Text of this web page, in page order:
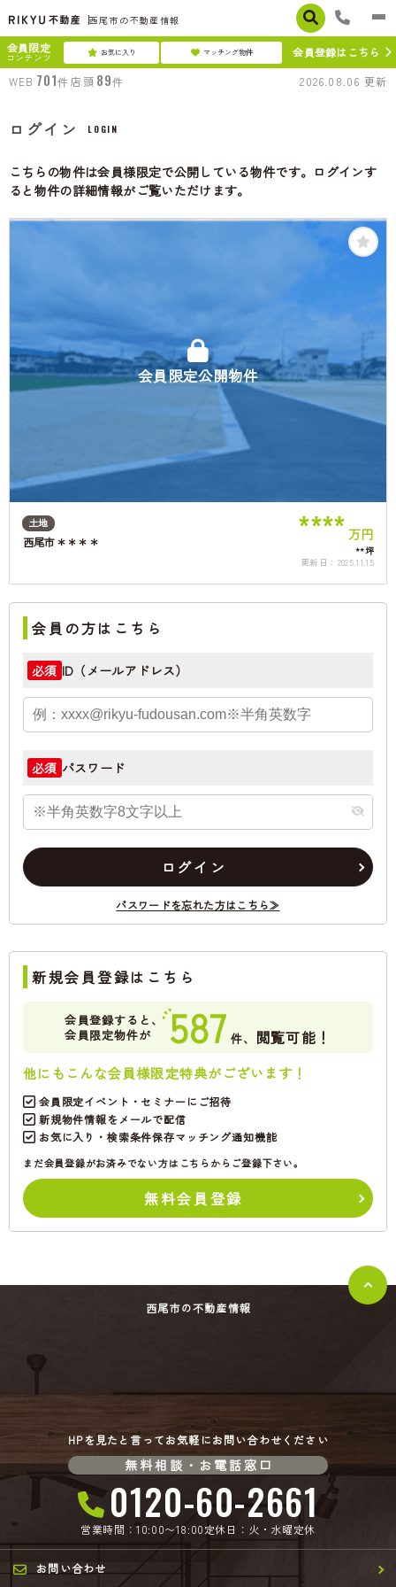
西尾市の不動産情報
会員限定
コンテンツ お気に入り マッチング物件
会員登録はこちら
WEB 701件 店頭 89件 2026.08.06 更新
ログイン LOGIN
こちらの物件は会員様限定で公開している物件です。ログインす
ると物件の詳細情報がご覧いただけます。
会員限定公開物件
土地
西尾市＊＊＊＊ **** 万円
**坪
更新日： 2025.11.15
会員の方はこちら
必須 ID（メールアドレス）
必須 パスワード
ログイン
パスワードを忘れた方はこちら≫
新規会員登録はこちら
会員登録すると、
会員限定物件が
587 件、 閲覧可能！
他にもこんな会員様限定特典がございます！
会員限定イベント・セミナーにご招待
新規物件情報をメールで配信
お気に入り・検索条件保存マッチング通知機能
まだ会員登録がお済みでない方はこちらからご登録下さい。
無料会員登録
西尾市の不動産情報
HPを見たと言ってお気軽にお問い合わせください
無料相談・お電話窓口
0120-60-2661
営業時間：10:00〜18:00定休日：火・水曜定休
お問い合わせ